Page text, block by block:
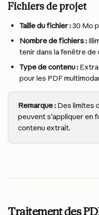
Fichiers de projet
Taille du fichier : 30 Mo
Nombre de fichiers :
tenir dans la fenêtre
Type de contenu :
pour les PDF
Remarque : Des limites
peuvent s'appliquer en
contenu extrait.
Traitement des